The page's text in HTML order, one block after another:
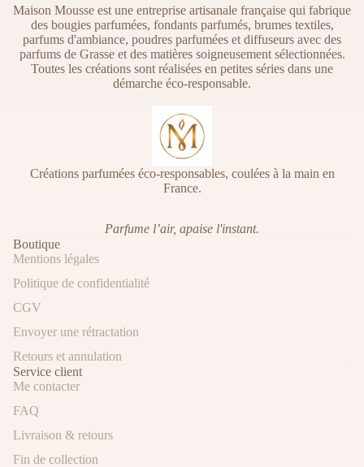
Maison Mousse est une entreprise artisanale française qui fabrique
des bougies parfumées, fondants parfumés, brumes textiles,
parfums d'ambiance, poudres parfumées et diffuseurs avec des
parfums de Grasse et des matières soigneusement sélectionnées.
Toutes les créations sont réalisées en petites séries dans une
démarche éco-responsable.
Créations parfumées éco-responsables, coulées à la main en
France.
Parfume l’air, apaise l'instant.
Boutique
Mentions légales
Politique de confidentialité
CGV
Envoyer une rétractation
Retours et annulation
Service client
Me contacter
FAQ
Livraison & retours
Fin de collection